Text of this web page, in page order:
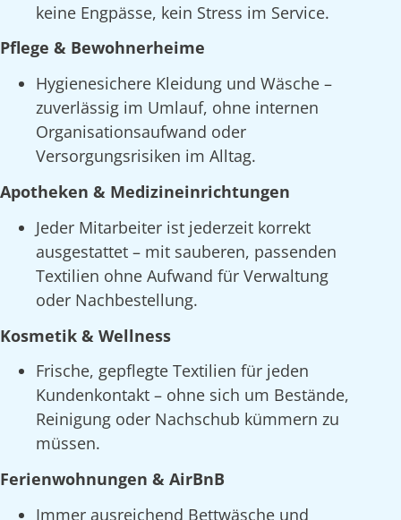
keine Engpässe, kein Stress im Service.
Pflege & Bewohnerheime
Hygienesichere Kleidung und Wäsche –
zuverlässig im Umlauf, ohne internen
Organisationsaufwand oder
Versorgungsrisiken im Alltag.
Apotheken & Medizineinrichtungen
Jeder Mitarbeiter ist jederzeit korrekt
ausgestattet – mit sauberen, passenden
Textilien ohne Aufwand für Verwaltung
oder Nachbestellung.
Kosmetik & Wellness
Frische, gepflegte Textilien für jeden
Kundenkontakt – ohne sich um Bestände,
Reinigung oder Nachschub kümmern zu
müssen.
Ferienwohnungen & AirBnB
Immer ausreichend Bettwäsche und